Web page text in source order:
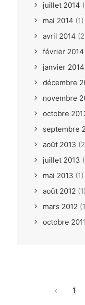
juillet 2014
mai 2014 (1)
avril 2014
février 2014
janvier 2014
décembre
novembre
octobre
septembre
août 2013
juillet 2013
mai 2013 (1)
août 2012 (1)
mars 2012
octobre 2011
1